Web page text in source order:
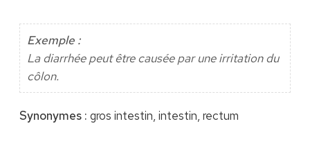
Exemple :
La diarrhée peut être causée par une irritation du
côlon.
Synonymes : gros intestin, intestin, rectum